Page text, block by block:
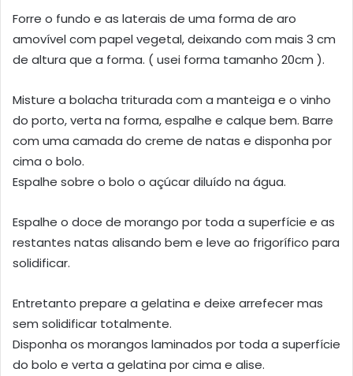
Forre o fundo e as laterais de uma forma de aro
amovível com papel vegetal, deixando com mais 3 cm
de altura que a forma. ( usei forma tamanho 20cm ).
Misture a bolacha triturada com a manteiga e o vinho
do porto, verta na forma, espalhe e calque bem. Barre
com uma camada do creme de natas e disponha por
cima o bolo.
Espalhe sobre o bolo o açúcar diluído na água.
Espalhe o doce de morango por toda a superfície e as
restantes natas alisando bem e leve ao frigorífico para
solidificar.
Entretanto prepare a gelatina e deixe arrefecer mas
sem solidificar totalmente.
Disponha os morangos laminados por toda a superfície
do bolo e verta a gelatina por cima e alise.